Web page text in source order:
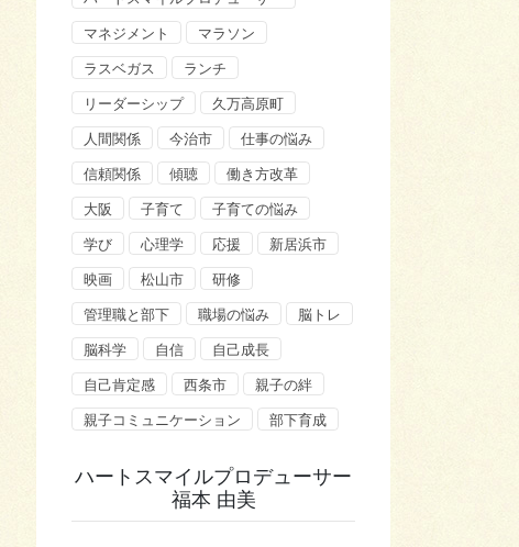
マネジメント マラソン
ラスベガス ランチ
リーダーシップ 久万高原町
人間関係 今治市 仕事の悩み
信頼関係 傾聴 働き方改革
大阪 子育て 子育ての悩み
学び 心理学 応援 新居浜市
映画 松山市 研修
管理職と部下 職場の悩み 脳トレ
脳科学 自信 自己成長
自己肯定感 西条市 親子の絆
親子コミュニケーション 部下育成
ハートスマイルプロデューサー
福本 由美